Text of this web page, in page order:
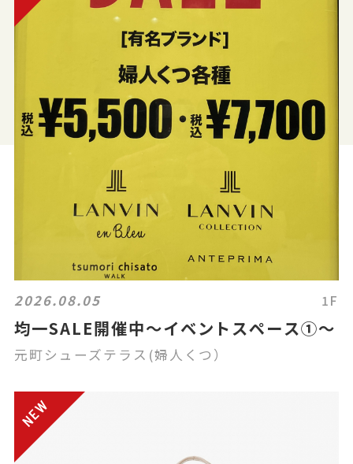
2026.08.05 1F
均一SALE開催中〜イベントスペース①〜
元町シューズテラス(婦人くつ）